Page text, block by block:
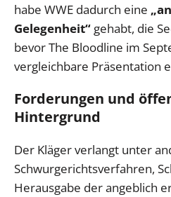
habe WWE dadurch eine
Gelegenheit“ gehabt, die
bevor The Bloodline im
vergleichbare Präsentation
Forderungen und
Hintergrund
Der Kläger verlangt unter
Schwurgerichtsverfahren,
Herausgabe der angeblich